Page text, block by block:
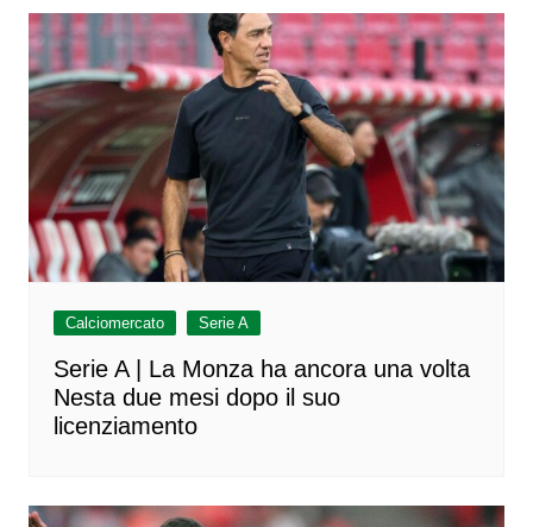
Calciomercato Serie A
Serie A | La Monza ha ancora una volta
Nesta due mesi dopo il suo
licenziamento